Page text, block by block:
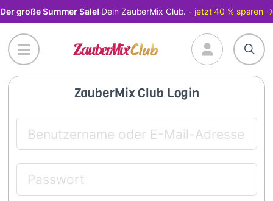
Direkt
zum
Inhalt
Der große Summer Sale! Dein ZauberMix Club. - jetzt 40 % sparen →
ZauberMix Club Login